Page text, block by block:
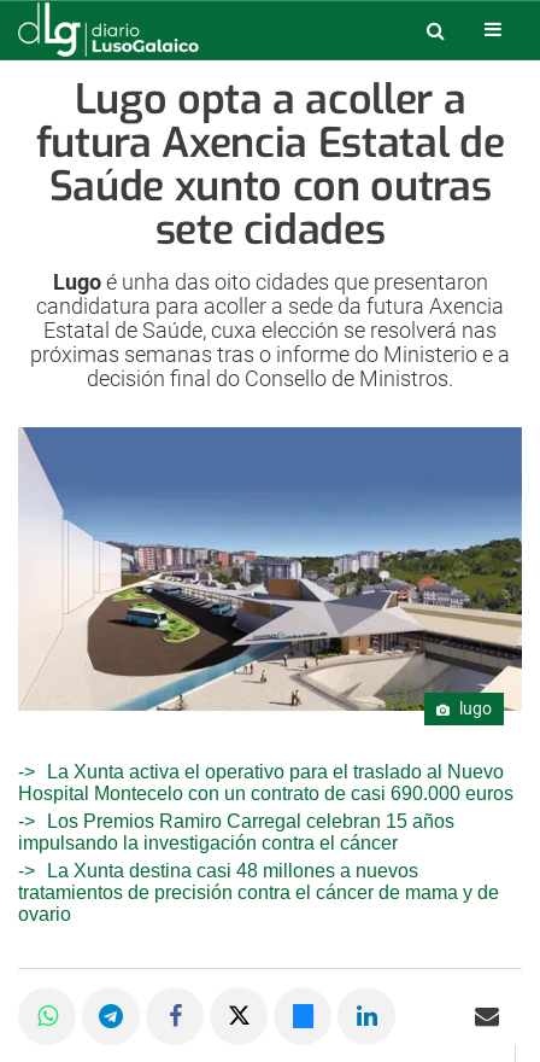
Lugo opta a acoller a
futura Axencia Estatal de
Saúde xunto con outras
sete cidades
Lugoé unha das oito cidades que presentaron
candidatura para acoller a sede da futura Axencia
Estatal de Saúde, cuxa elección se resolverá nas
próximas semanas tras o informe do Ministerio e a
decisión final do Consello de Ministros.
lugo
La Xunta activa el operativo para el traslado al Nuevo
Hospital Montecelo con un contrato de casi 690.000 euros
Los Premios Ramiro Carregal celebran 15 años
impulsando la investigación contra el cáncer
La Xunta destina casi 48 millones a nuevos
tratamientos de precisión contra el cáncer de mama y de
ovario